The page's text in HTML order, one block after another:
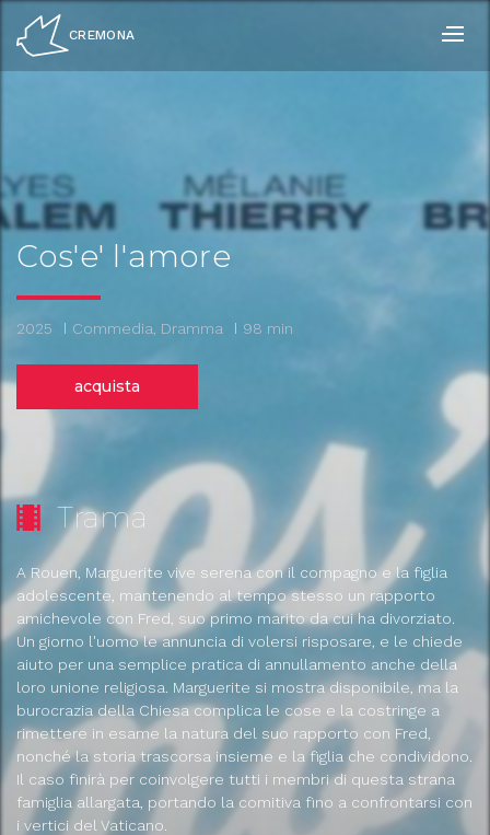
CREMONA
Cos'e' l'amore
2025 Commedia, Dramma 98 min
acquista
Trama
A Rouen, Marguerite vive serena con il compagno e la figlia
adolescente, mantenendo al tempo stesso un rapporto
amichevole con Fred, suo primo marito da cui ha divorziato.
Un giorno l'uomo le annuncia di volersi risposare, e le chiede
aiuto per una semplice pratica di annullamento anche della
loro unione religiosa. Marguerite si mostra disponibile, ma la
burocrazia della Chiesa complica le cose e la costringe a
rimettere in esame la natura del suo rapporto con Fred,
nonché la storia trascorsa insieme e la figlia che condividono.
Il caso finirà per coinvolgere tutti i membri di questa strana
famiglia allargata, portando la comitiva fino a confrontarsi con
i vertici del Vaticano.